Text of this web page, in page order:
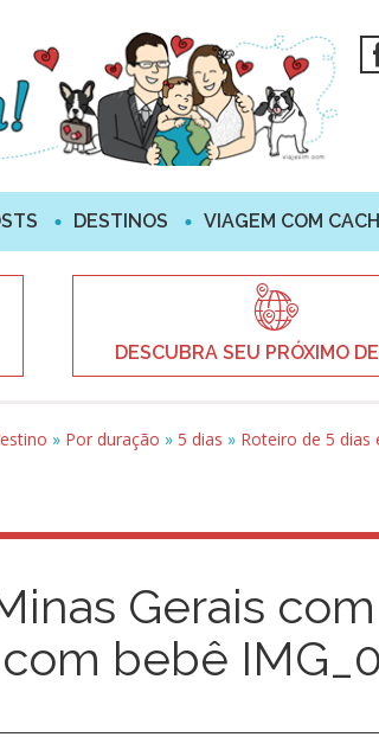
DESTINOS VIAGEM COM
DESCUBRA SEU PRÓXIMO
» Por duração » 5 dias » Roteiro de 5 dias
Gerais
bebê